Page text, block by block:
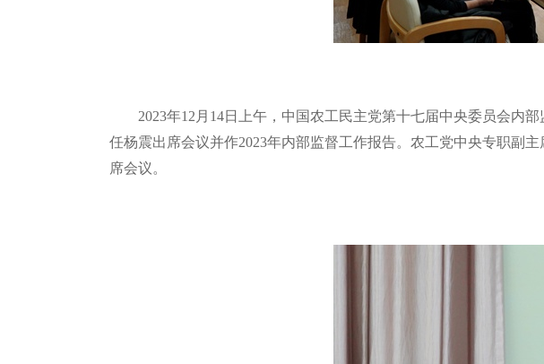
2023年12月14日上午，中国农工民主党第十七届中央委员会内
任杨震出席会议并作2023年内部监督工作报告。农工党中央专职副
席会议。